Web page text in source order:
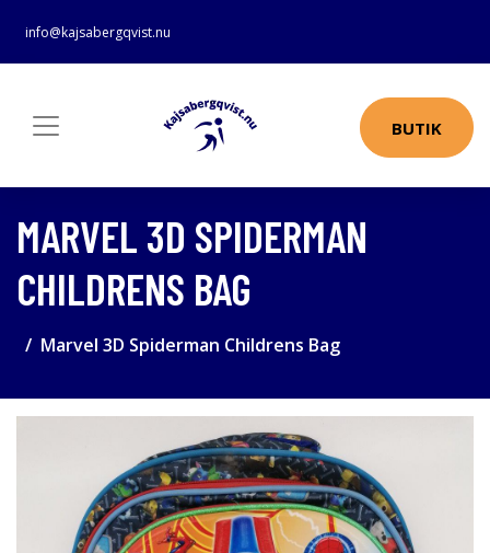
info@kajsabergqvist.nu
BUTIK
MARVEL 3D SPIDERMAN
CHILDRENS BAG
Marvel 3D Spiderman Childrens Bag